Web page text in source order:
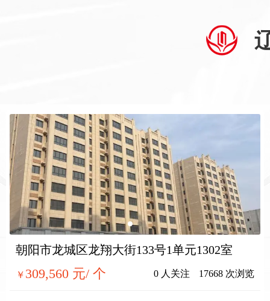
朝阳市龙城区龙翔大街133号1单元1302室
￥ 309,560 元/ 个 0 人关注 17668 次浏览